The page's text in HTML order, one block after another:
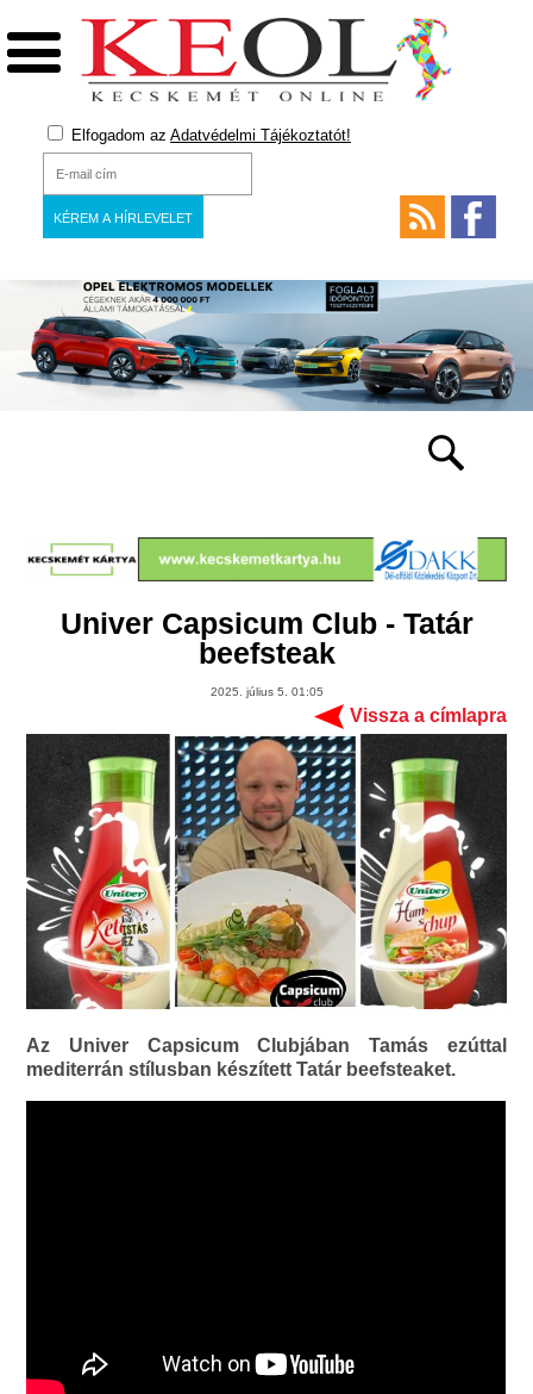
Elfogadom az Adatvédelmi Tájékoztatót!
Univer Capsicum Club - Tatár
beefsteak
2025. július 5. 01:05
Vissza a címlapra
Az Univer Capsicum Clubjában Tamás ezúttal
mediterrán stílusban készített Tatár beefsteaket.